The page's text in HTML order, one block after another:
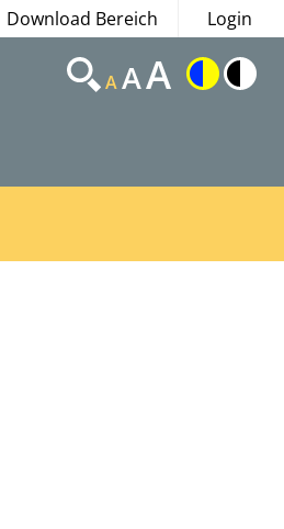
Download Bereich Login
AAA